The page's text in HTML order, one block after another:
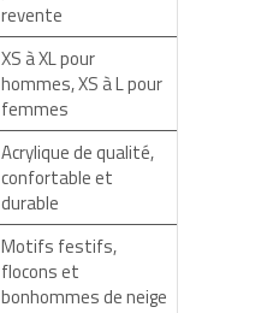
revente
XS à XL pour
hommes, XS à L pour
femmes
Acrylique de qualité,
confortable et
durable
Motifs festifs,
flocons et
bonhommes de neige